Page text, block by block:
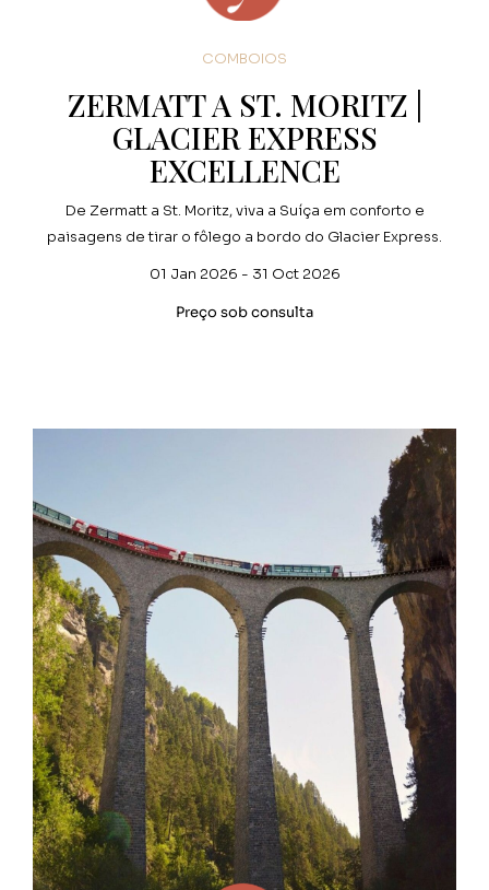
COMBOIOS
ZERMATT A ST. MORITZ |
GLACIER EXPRESS
EXCELLENCE
De Zermatt a St. Moritz, viva a Suíça em conforto e
paisagens de tirar o fôlego a bordo do Glacier Express.
01 Jan 2026 - 31 Oct 2026
Preço sob consulta